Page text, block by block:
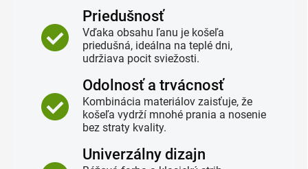
Priedušnosť
Vďaka obsahu ľanu je košeľa
priedušná, ideálna na teplé dni,
udržiava pocit sviežosti.
Odolnosť a trvácnosť
Kombinácia materiálov zaisťuje, že
košeľa vydrží mnohé prania a nosenie
bez straty kvality.
Univerzálny dizajn